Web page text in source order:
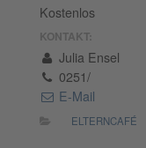
Kostenlos
KONTAKT:
Julia Ensel
0251/
E-Mail
ELTERNCAFÉ